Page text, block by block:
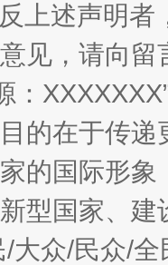
如何以
上述声明
见，请向
：
的在于传
的国际形
型国家、
大众/民众/